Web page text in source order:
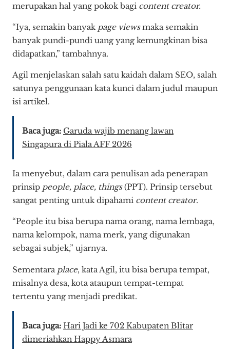
merupakan hal yang pokok bagi content creator.
“Iya, semakin banyak page viewsmaka semakin
banyak pundi-pundi uang yang kemungkinan bisa
didapatkan,” tambahnya.
Agil menjelaskan salah satu kaidah dalam SEO, salah
satunya penggunaan kata kunci dalam judul maupun
isi artikel.
Baca juga: Garuda wajib menang lawan
Singapura di Piala AFF 2026
Ia menyebut, dalam cara penulisan ada penerapan
prinsip people, place, things(PPT). Prinsip tersebut
sangat penting untuk dipahami content creator.
“People itu bisa berupa nama orang, nama lembaga,
nama kelompok, nama merk, yang digunakan
sebagai subjek,” ujarnya.
Sementara place, kata Agil, itu bisa berupa tempat,
misalnya desa, kota ataupun tempat-tempat
tertentu yang menjadi predikat.
Baca juga: Hari Jadi ke 702 Kabupaten Blitar
dimeriahkan Happy Asmara